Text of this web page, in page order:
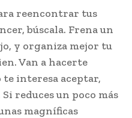
reencontrar tus
búscala. Frena un
y organiza mejor tu
Van a hacerte
interesa aceptar,
reduces un poco más
magníficas